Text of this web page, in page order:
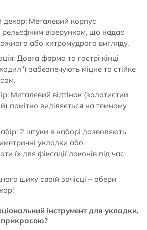
декор: Металевий корпус
візерунком, що надає
або хитромудрого вигляду.
Довга форма та гострі кінці
забезпечують міцне та стійке
Металевий відтінок (золотистий
помітно виділяється на темному
2 штуки в наборі дозволяють
укладки або
їх для фіксації локонів під час
шику своїй зачісці – обери
інструмент для укладки,
прикрасою?